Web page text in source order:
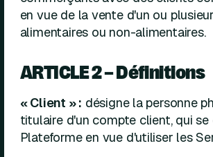
en vue de la vente d'un ou
alimentaires ou non-alimentaires.
ARTICLE 2 – Définitions
« Client » : désigne la personne
titulaire d'un compte client, qui
Plateforme en vue d'utiliser les